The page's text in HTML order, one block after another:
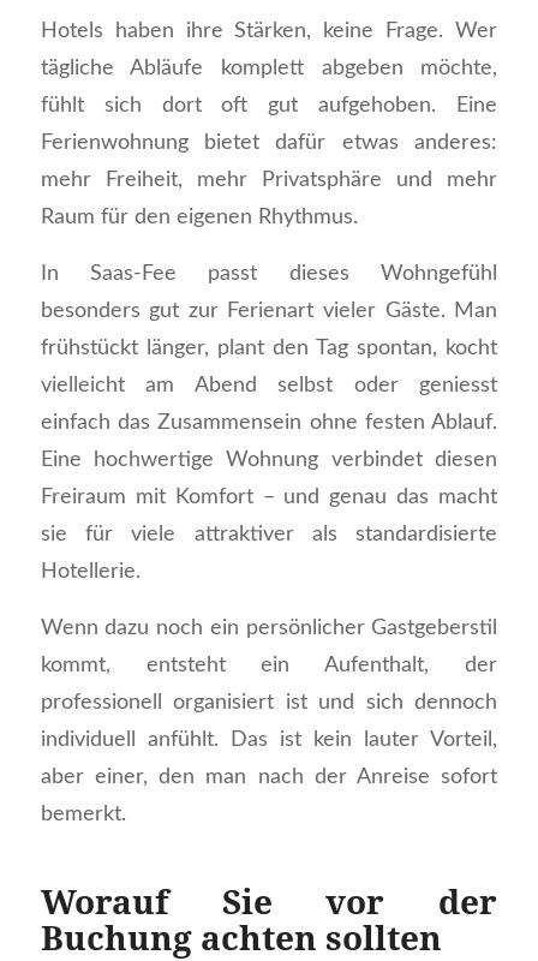
Hotels haben ihre Stärken, keine Frage. Wer
tägliche Abläufe komplett abgeben möchte,
fühlt sich dort oft gut aufgehoben. Eine
Ferienwohnung bietet dafür etwas anderes:
mehr Freiheit, mehr Privatsphäre und mehr
Raum für den eigenen Rhythmus.
In Saas-Fee passt dieses Wohngefühl
besonders gut zur Ferienart vieler Gäste. Man
frühstückt länger, plant den Tag spontan, kocht
vielleicht am Abend selbst oder geniesst
einfach das Zusammensein ohne festen Ablauf.
Eine hochwertige Wohnung verbindet diesen
Freiraum mit Komfort – und genau das macht
sie für viele attraktiver als standardisierte
Hotellerie.
Wenn dazu noch ein persönlicher Gastgeberstil
kommt, entsteht ein Aufenthalt, der
professionell organisiert ist und sich dennoch
individuell anfühlt. Das ist kein lauter Vorteil,
aber einer, den man nach der Anreise sofort
bemerkt.
Worauf Sie vor der
Buchung achten sollten